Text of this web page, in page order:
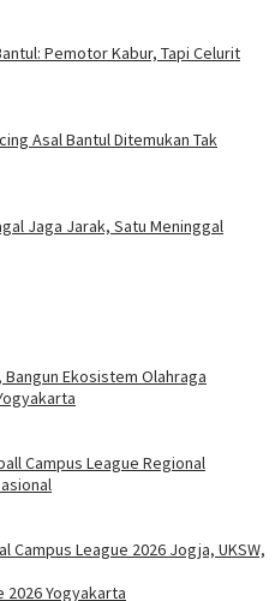
Pemotor Kabur, Tapi Celurit
Asal Bantul Ditemukan Tak
Jaga Jarak, Satu Meninggal
Bangun Ekosistem Olahraga
Campus League Regional
Campus League 2026 Jogja, UKSW,